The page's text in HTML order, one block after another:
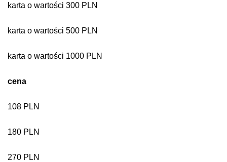
karta o wartości 300 PLN
karta o wartości 500 PLN
karta o wartości 1000 PLN
cena
108 PLN
180 PLN
270 PLN